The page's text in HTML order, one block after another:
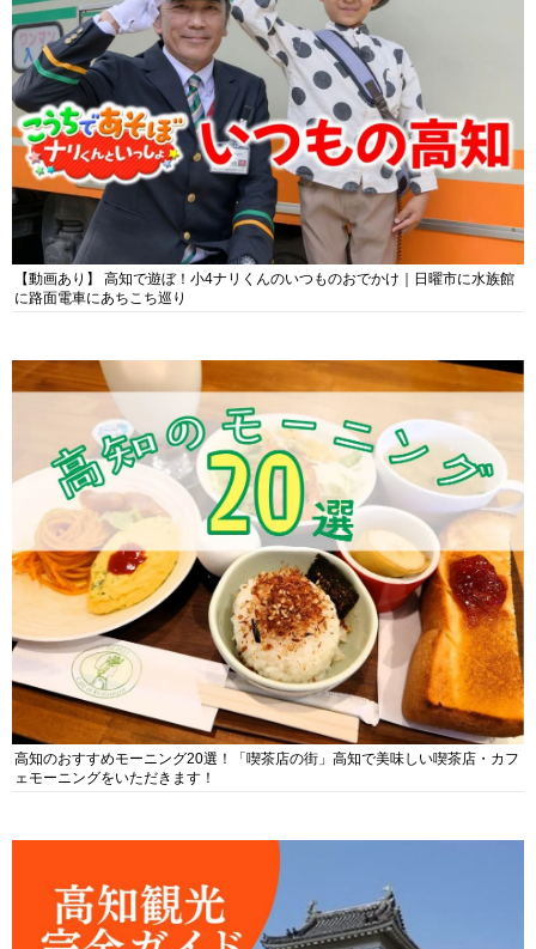
【動画あり】 高知で遊ぼ！小4ナリくんのいつものおでかけ｜日曜市に水族館
に路面電車にあちこち巡り
高知のおすすめモーニング20選！「喫茶店の街」高知で美味しい喫茶店・カフ
ェモーニングをいただきます！